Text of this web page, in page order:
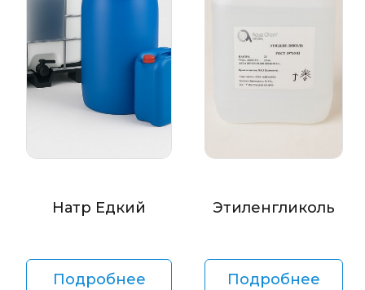
Натр Едкий
Подробнее
Этиленгликоль
Подробнее